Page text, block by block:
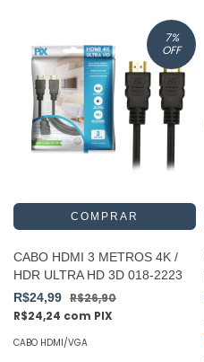
7%
OFF
CABO HDMI 3 METROS 4K /
HDR ULTRA HD 3D 018-2223
R$24,99 R$26,90
R$24,24 com PIX
CABO HDMI/VGA